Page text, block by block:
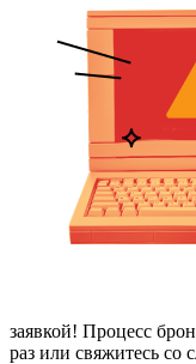
заявкой! Процесс
раз или свяжитесь со